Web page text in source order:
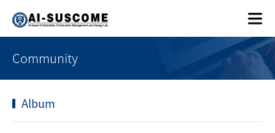
Community
Album